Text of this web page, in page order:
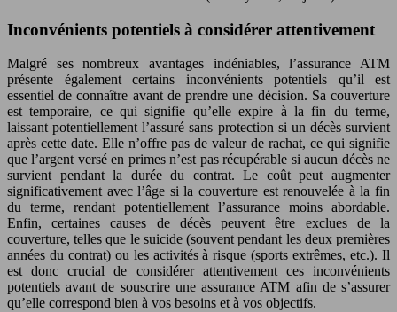
Inconvénients potentiels à considérer attentivement
Malgré ses nombreux avantages indéniables, l’assurance ATM
présente également certains inconvénients potentiels qu’il est
essentiel de connaître avant de prendre une décision. Sa couverture
est temporaire, ce qui signifie qu’elle expire à la fin du terme,
laissant potentiellement l’assuré sans protection si un décès survient
après cette date. Elle n’offre pas de valeur de rachat, ce qui signifie
que l’argent versé en primes n’est pas récupérable si aucun décès ne
survient pendant la durée du contrat. Le coût peut augmenter
significativement avec l’âge si la couverture est renouvelée à la fin
du terme, rendant potentiellement l’assurance moins abordable.
Enfin, certaines causes de décès peuvent être exclues de la
couverture, telles que le suicide (souvent pendant les deux premières
années du contrat) ou les activités à risque (sports extrêmes, etc.). Il
est donc crucial de considérer attentivement ces inconvénients
potentiels avant de souscrire une assurance ATM afin de s’assurer
qu’elle correspond bien à vos besoins et à vos objectifs.